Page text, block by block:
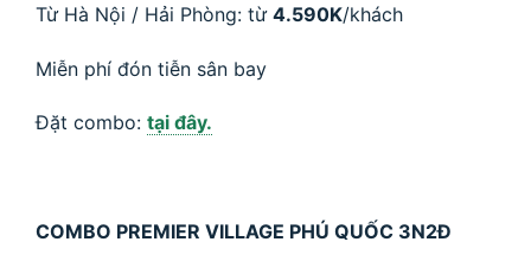
Từ Hà Nội / Hải Phòng: từ 4.590K/khách
Miễn phí đón tiễn sân bay
Đặt combo: tại đây.
COMBO PREMIER VILLAGE PHÚ QUỐC 3N2Đ